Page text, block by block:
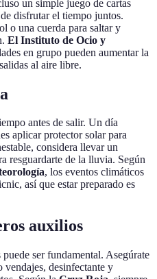
un simple juego de cartas
disfrutar el tiempo juntos.
o una cuerda para saltar y
El Instituto de Ocio y
en grupo pueden aumentar la
al aire libre.
antes de salir. Un día
aplicar protector solar para
considera llevar un
resguardarte de la lluvia. Según
, los eventos climáticos
así que estar preparado es
auxilios
ser fundamental. Asegúrate
vendajes, desinfectante y